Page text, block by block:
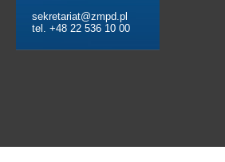
sekretariat@zmpd.pl
tel. +48 22 536 10 00